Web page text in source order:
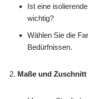
Ist eine
wichtig?
Wählen Sie die
Bedürfnissen.
Maße und